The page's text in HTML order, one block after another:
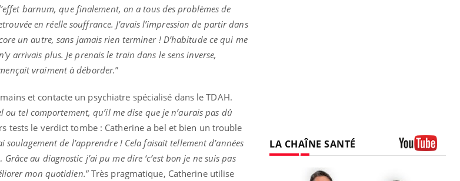
barnum, que finalement, on a tous des problèmes de
en réelle souffrance. J’avais l’impression de partir dans
un autre, sans jamais rien terminer ! D’habitude ce qui me
arrivais plus. Je prenais le train dans le sens inverse,
vraiment à déborder.”
et contacte un psychiatre spécialisé dans le TDAH.
ou tel comportement, qu’il me dise que je n’aurais pas dû
tests le verdict tombe : Catherine a bel et bien un trouble
soulagement de l’apprendre ! Cela faisait tellement d’années
au diagnostic j’ai pu me dire ‘c’est bon je ne suis pas
mon quotidien.” Très pragmatique, Catherine utilise
LA CHAÎNE SANTÉ